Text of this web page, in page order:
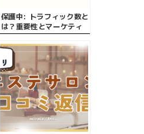
保護中: トラフィック数と
は？重要性とマーケティ
ングにおける役割を紹介